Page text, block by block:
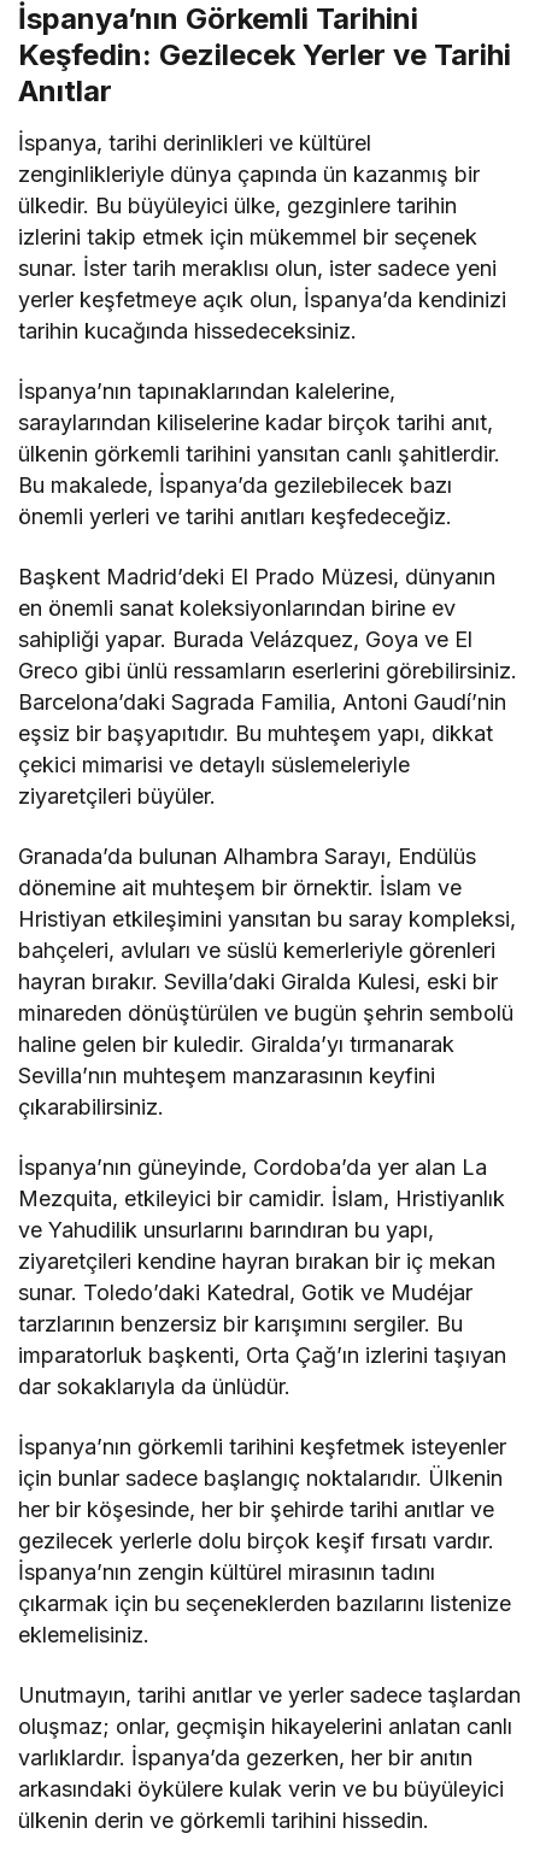
İspanya’nın Görkemli Tarihini
Keşfedin: Gezilecek Yerler ve Tarihi
Anıtlar
İspanya, tarihi derinlikleri ve kültürel
zenginlikleriyle dünya çapında ün kazanmış bir
ülkedir. Bu büyüleyici ülke, gezginlere tarihin
izlerini takip etmek için mükemmel bir seçenek
sunar. İster tarih meraklısı olun, ister sadece yeni
yerler keşfetmeye açık olun, İspanya’da kendinizi
tarihin kucağında hissedeceksiniz.
İspanya’nın tapınaklarından kalelerine,
saraylarından kiliselerine kadar birçok tarihi anıt,
ülkenin görkemli tarihini yansıtan canlı şahitlerdir.
Bu makalede, İspanya’da gezilebilecek bazı
önemli yerleri ve tarihi anıtları keşfedeceğiz.
Başkent Madrid’deki El Prado Müzesi, dünyanın
en önemli sanat koleksiyonlarından birine ev
sahipliği yapar. Burada Velázquez, Goya ve El
Greco gibi ünlü ressamların eserlerini görebilirsiniz.
Barcelona’daki Sagrada Familia, Antoni Gaudí’nin
eşsiz bir başyapıtıdır. Bu muhteşem yapı, dikkat
çekici mimarisi ve detaylı süslemeleriyle
ziyaretçileri büyüler.
Granada’da bulunan Alhambra Sarayı, Endülüs
dönemine ait muhteşem bir örnektir. İslam ve
Hristiyan etkileşimini yansıtan bu saray kompleksi,
bahçeleri, avluları ve süslü kemerleriyle görenleri
hayran bırakır. Sevilla’daki Giralda Kulesi, eski bir
minareden dönüştürülen ve bugün şehrin sembolü
haline gelen bir kuledir. Giralda’yı tırmanarak
Sevilla’nın muhteşem manzarasının keyfini
çıkarabilirsiniz.
İspanya’nın güneyinde, Cordoba’da yer alan La
Mezquita, etkileyici bir camidir. İslam, Hristiyanlık
ve Yahudilik unsurlarını barındıran bu yapı,
ziyaretçileri kendine hayran bırakan bir iç mekan
sunar. Toledo’daki Katedral, Gotik ve Mudéjar
tarzlarının benzersiz bir karışımını sergiler. Bu
imparatorluk başkenti, Orta Çağ’ın izlerini taşıyan
dar sokaklarıyla da ünlüdür.
İspanya’nın görkemli tarihini keşfetmek isteyenler
için bunlar sadece başlangıç noktalarıdır. Ülkenin
her bir köşesinde, her bir şehirde tarihi anıtlar ve
gezilecek yerlerle dolu birçok keşif fırsatı vardır.
İspanya’nın zengin kültürel mirasının tadını
çıkarmak için bu seçeneklerden bazılarını listenize
eklemelisiniz.
Unutmayın, tarihi anıtlar ve yerler sadece taşlardan
oluşmaz; onlar, geçmişin hikayelerini anlatan canlı
varlıklardır. İspanya’da gezerken, her bir anıtın
arkasındaki öykülere kulak verin ve bu büyüleyici
ülkenin derin ve görkemli tarihini hissedin.